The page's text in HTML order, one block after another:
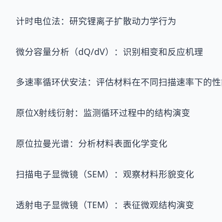
计时电位法：研究锂离子扩散动力学行为
微分容量分析（dQ/dV）：识别相变和反应机理
多速率循环伏安法：评估材料在不同扫描速率下的
原位X射线衍射：监测循环过程中的结构演变
原位拉曼光谱：分析材料表面化学变化
扫描电子显微镜（SEM）：观察材料形貌变化
透射电子显微镜（TEM）：表征微观结构演变